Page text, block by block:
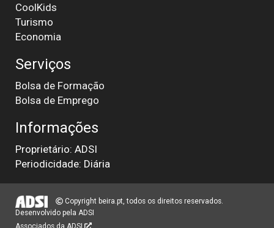
CoolKids
Turismo
Economia
Serviços
Bolsa de Formação
Bolsa de Emprego
Informações
Proprietário: ADSI
Periodicidade: Diária
Copyright beira.pt, todos os direitos reservados.
Desenvolvido pela ADSI
Associados da ADSI